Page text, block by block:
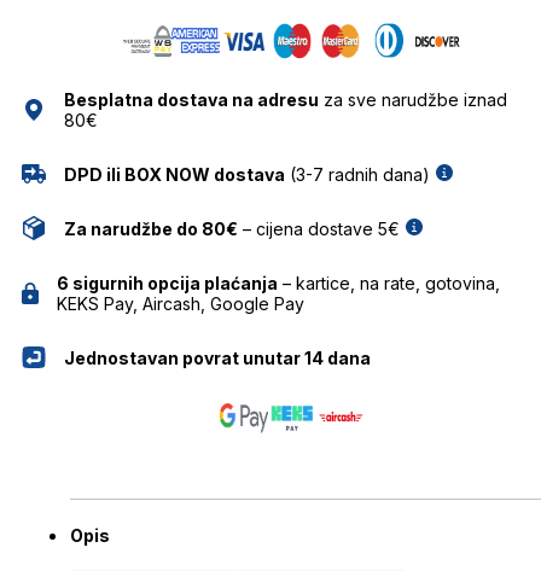
količinaBesplatna dostava na adresu za sve narudžbe iznad
80€
DPD ili BOX NOW dostava (3-7 radnih dana)
Za narudžbe do 80€ – cijena dostave 5€
6 sigurnih opcija plaćanja – kartice, na rate, gotovina,
KEKS Pay, Aircash, Google Pay
Jednostavan povrat unutar 14 dana
Opis